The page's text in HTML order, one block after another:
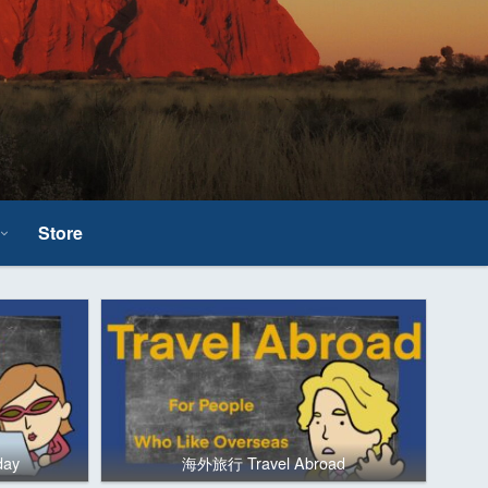
Store
海外旅行 Travel Abroad